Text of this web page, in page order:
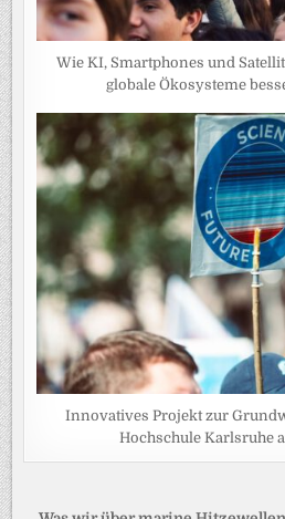
Wie KI, Smartphones und
globale Ökosysteme
Innovatives Projekt zur
Hochschule Karlsruhe